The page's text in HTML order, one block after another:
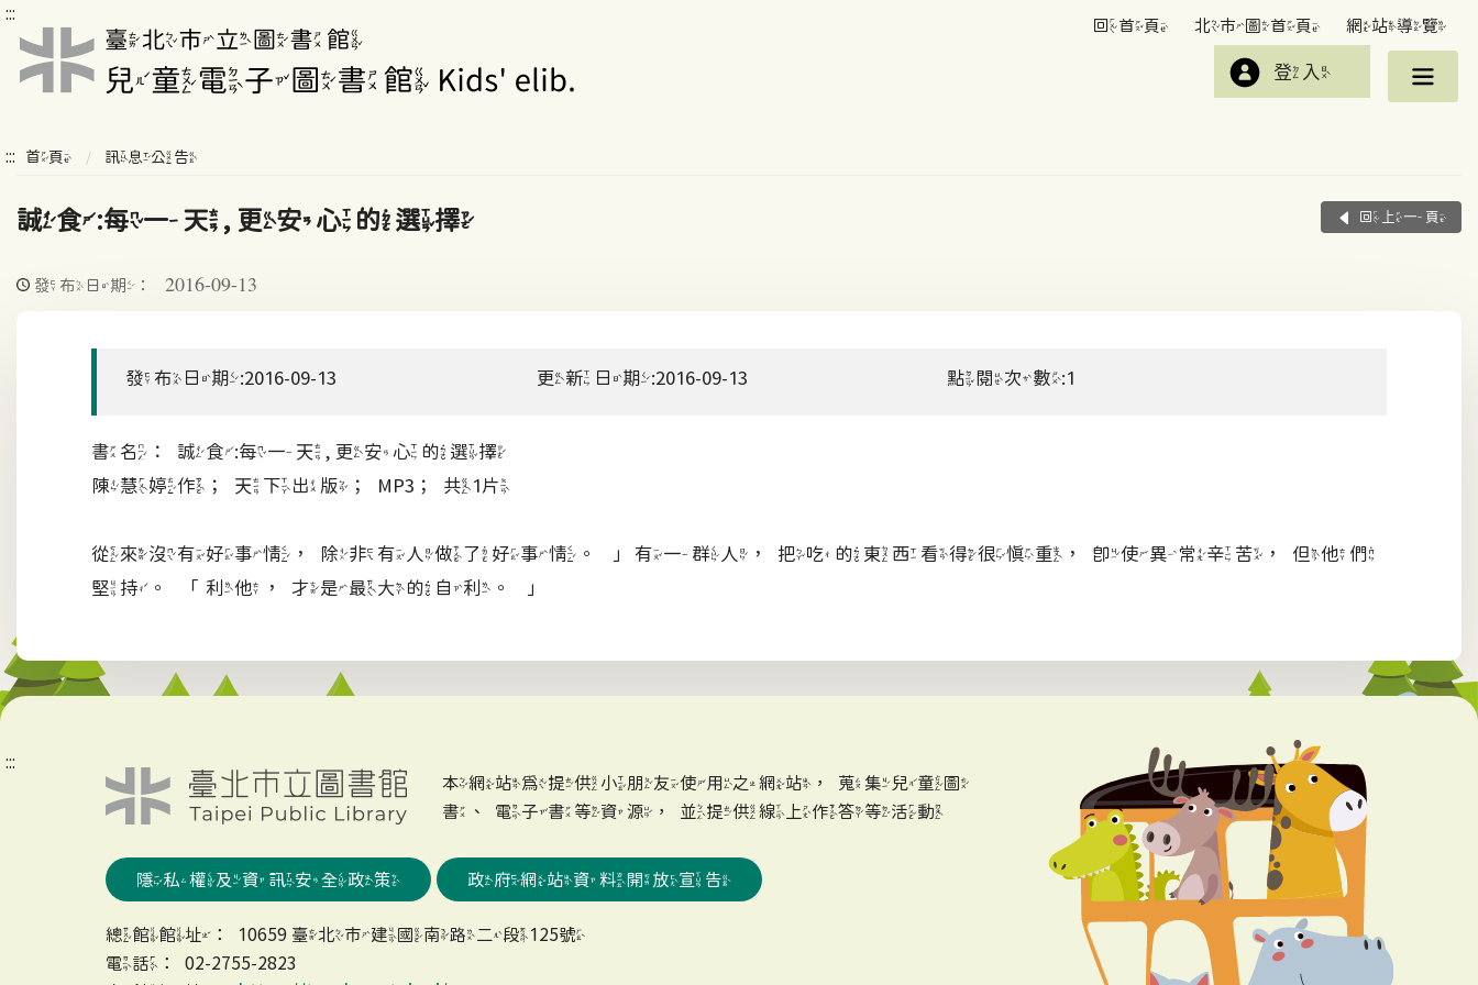
:::
回首頁 北市圖首頁 網站導覽
登入
::: 首頁 訊息公告
誠食:每一天, 更安心的選擇 回上一頁
發布日期： 2016-09-13
發布日期:2016-09-13 更新日期:2016-09-13 點閱次數:1
書名：誠食:每一天, 更安心的選擇
陳慧婷作；天下出版；MP3；共1片
從來沒有好事情，除非有人做了好事情。」有一群人，把吃的東西看得很慎重，即使異常辛苦，但他們
堅持。「利他，才是最大的自利。」
:::
本網站為提供小朋友使用之網站，蒐集兒童圖
書、電子書等資源，並提供線上作答等活動
隱私權及資訊安全政策 政府網站資料開放宣告
總館館址：10659 臺北市建國南路二段125號
電話：02-2755-2823